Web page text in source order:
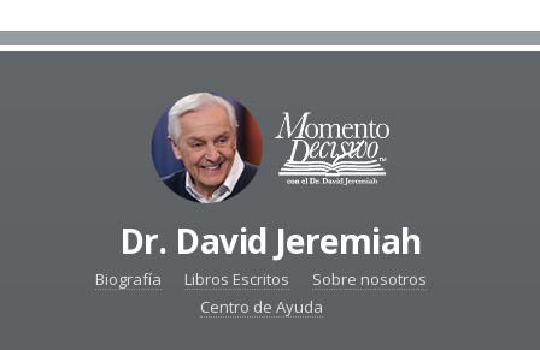
Dr. David Jeremiah
Biografía Libros Escritos
Sobre nosotros
Centro de Ayuda